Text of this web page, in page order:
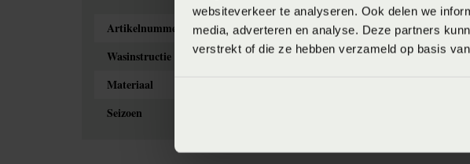
websiteverkeer te analyseren. Ook delen we
media, adverteren en analyse. Deze partners
verstrekt of die ze hebben verzameld op basis
Artikelnummer 8718471142212
Wasinstructie Wasvoorschrift: wassen op 40°C / 60°C
Materiaal
Seizoen